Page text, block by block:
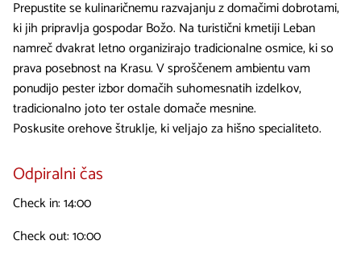
Prepustite se kulinaričnemu razvajanju z domačimi dobrotami,
ki jih pripravlja gospodar Božo. Na turistični kmetiji Leban
namreč dvakrat letno organizirajo tradicionalne osmice, ki so
prava posebnost na Krasu. V sproščenem ambientu vam
ponudijo pester izbor domačih suhomesnatih izdelkov,
tradicionalno joto ter ostale domače mesnine.
Poskusite orehove štruklje, ki veljajo za hišno specialiteto.
Odpiralni čas
Check in: 14:00
Check out: 10:00